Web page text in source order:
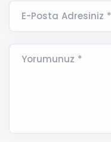
E-Posta Adresiniz *
Yorumunuz *